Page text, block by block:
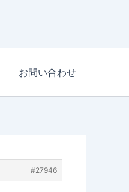
お問い合わせ
#27946